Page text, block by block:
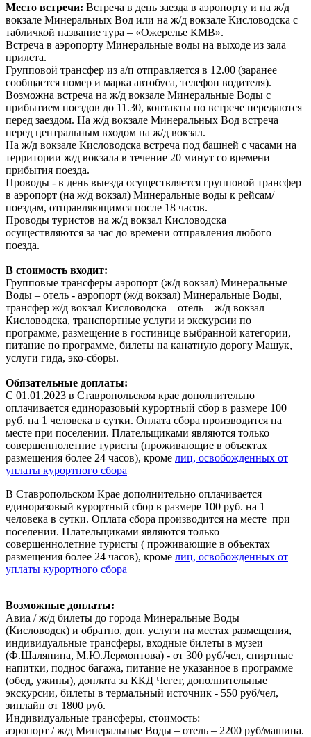
Место встречи: Встреча в день заезда в аэропорту и на ж/д
вокзале Минеральных Вод или на ж/д вокзале Кисловодска с
табличкой название тура – «Ожерелье КМВ».
Встреча в аэропорту Минеральные воды на выходе из зала
прилета.
Групповой трансфер из а/п отправляется в 12.00 (заранее
сообщается номер и марка автобуса, телефон водителя).
Возможна встреча на ж/д вокзале Минеральные Воды с
прибытием поездов до 11.30, контакты по встрече передаются
перед заездом. На ж/д вокзале Минеральных Вод встреча
перед центральным входом на ж/д вокзал.
На ж/д вокзале Кисловодска встреча под башней с часами на
территории ж/д вокзала в течение 20 минут со времени
прибытия поезда.
Проводы - в день выезда осуществляется групповой трансфер
в аэропорт (на ж/д вокзал) Минеральные воды к рейсам/
поездам, отправляющимся после 18 часов.
Проводы туристов на ж/д вокзал Кисловодска
осуществляются за час до времени отправления любого
поезда.
В стоимость входит:
Групповые трансферы аэропорт (ж/д вокзал) Минеральные
Воды – отель - аэропорт (ж/д вокзал) Минеральные Воды,
трансфер ж/д вокзал Кисловодска – отель – ж/д вокзал
Кисловодска, транспортные услуги и экскурсии по
программе, размещение в гостинице выбранной категории,
питание по программе, билеты на канатную дорогу Машук,
услуги гида, эко-сборы.
Обязательные доплаты:
С 01.01.2023 в Ставропольском крае дополнительно
оплачивается единоразовый курортный сбор в размере 100
руб. на 1 человека в сутки. Оплата сбора производится на
месте при поселении. Плательщиками являются только
совершеннолетние туристы (проживающие в объектах
размещения более 24 часов), кроме лиц, освобожденных от
уплаты курортного сбора
В Ставропольском Крае дополнительно оплачивается
единоразовый курортный сбор в размере 100 руб. на 1
человека в сутки. Оплата сбора производится на месте при
поселении. Плательщиками являются только
совершеннолетние туристы ( проживающие в объектах
размещения более 24 часов), кроме лиц, освобожденных от
уплаты курортного сбора
Возможные доплаты:
Авиа / ж/д билеты до города Минеральные Воды
(Кисловодск) и обратно, доп. услуги на местах размещения,
индивидуальные трансферы, входные билеты в музеи
(Ф.Шаляпина, М.Ю.Лермонтова) - от 300 руб/чел, спиртные
напитки, поднос багажа, питание не указанное в программе
(обед, ужины), доплата за ККД Чегет, дополнительные
экскурсии, билеты в термальный источник - 550 руб/чел,
зиплайн от 1800 руб.
Индивидуальные трансферы, стоимость:
аэропорт / ж/д Минеральные Воды – отель – 2200 руб/машина.